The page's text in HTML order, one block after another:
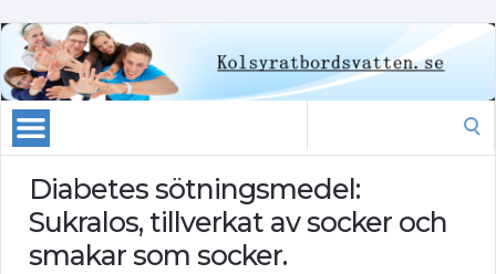
Diabetes sötningsmedel:
Sukralos, tillverkat av socker och
smakar som socker.